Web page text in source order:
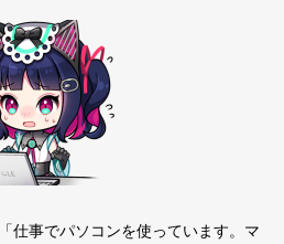
「仕事でパソコンを使っています。マ